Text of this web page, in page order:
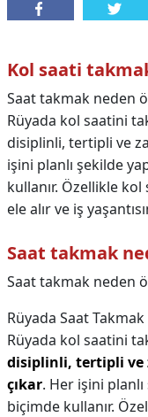
Kol saati
Saat takmak neden
Rüyada kol saatini
disiplinli, tertipli ve
işini planlı şekilde
kullanır. Özellikle
ele alır ve iş
Saat takmak
Saat takmak neden
Rüyada Saat Takmak
Rüyada kol saatini
disiplinli, tertipli ve
çıkar. Her işini
biçimde kullanır.